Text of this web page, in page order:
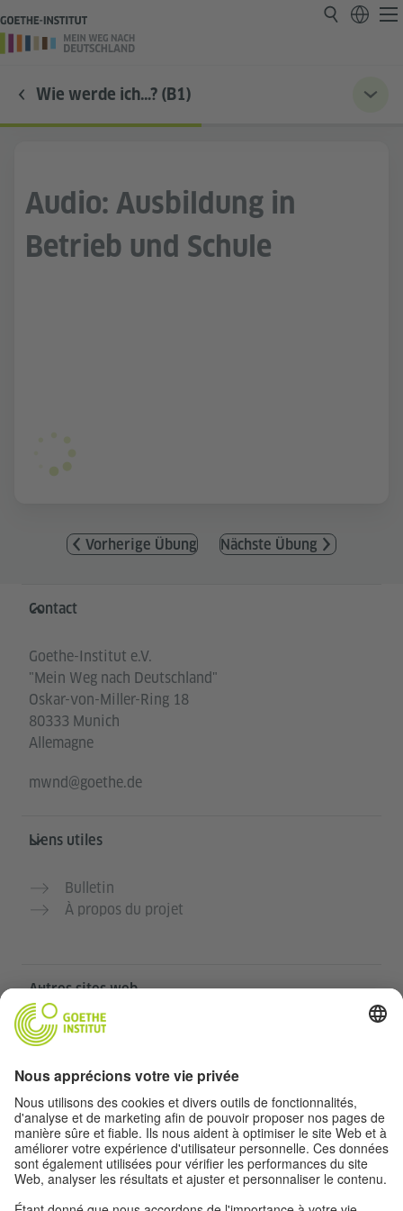
Wie werde ich…? (B1)
Audio: Ausbildung in
Betrieb und Schule
Vorherige Übung Nächste Übung
Service- und Informationsbereich
Contact
Goethe-Institut e.V.
"Mein Weg nach Deutschland"
Oskar-von-Miller-Ring 18
80333 Munich
Allemagne
mwnd@goethe.de
Liens utiles
Bulletin
À propos du projet
Autres sites web
Communauté „Deutsch für dich“
Cours d’allemand de l’Institut Goethe
Portail pour enseignants „Deutschstunde“
Confidentialité et accessibilité